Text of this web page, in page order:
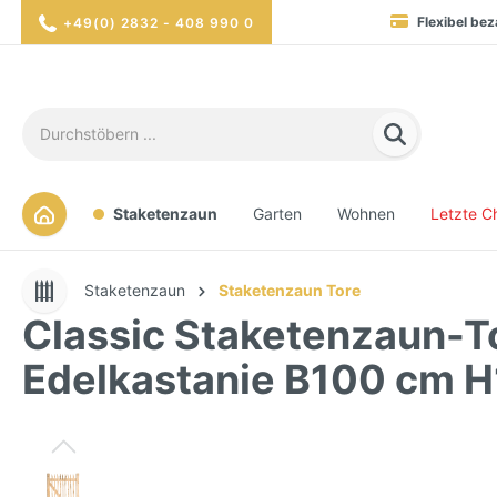
+49(0) 2832 - 408 990 0 Flexibel
Staketenzaun Garten Wohnen Letzte
Staketenzaun Staketenzaun Tore
Classic Staketenzaun-
Edelkastanie B100 cm